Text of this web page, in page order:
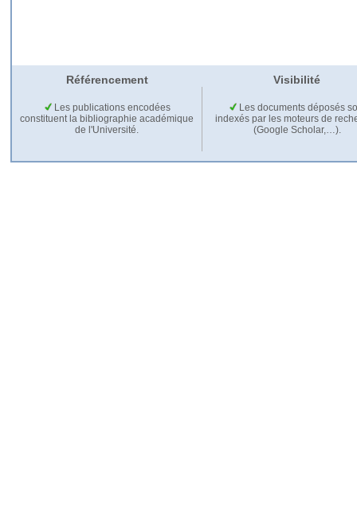
Référencement Visibilité
Les publications encodées
constituent la bibliographie académique
de l'Université.
Les documents déposés
indexés par les moteurs de
(Google Scholar,…).